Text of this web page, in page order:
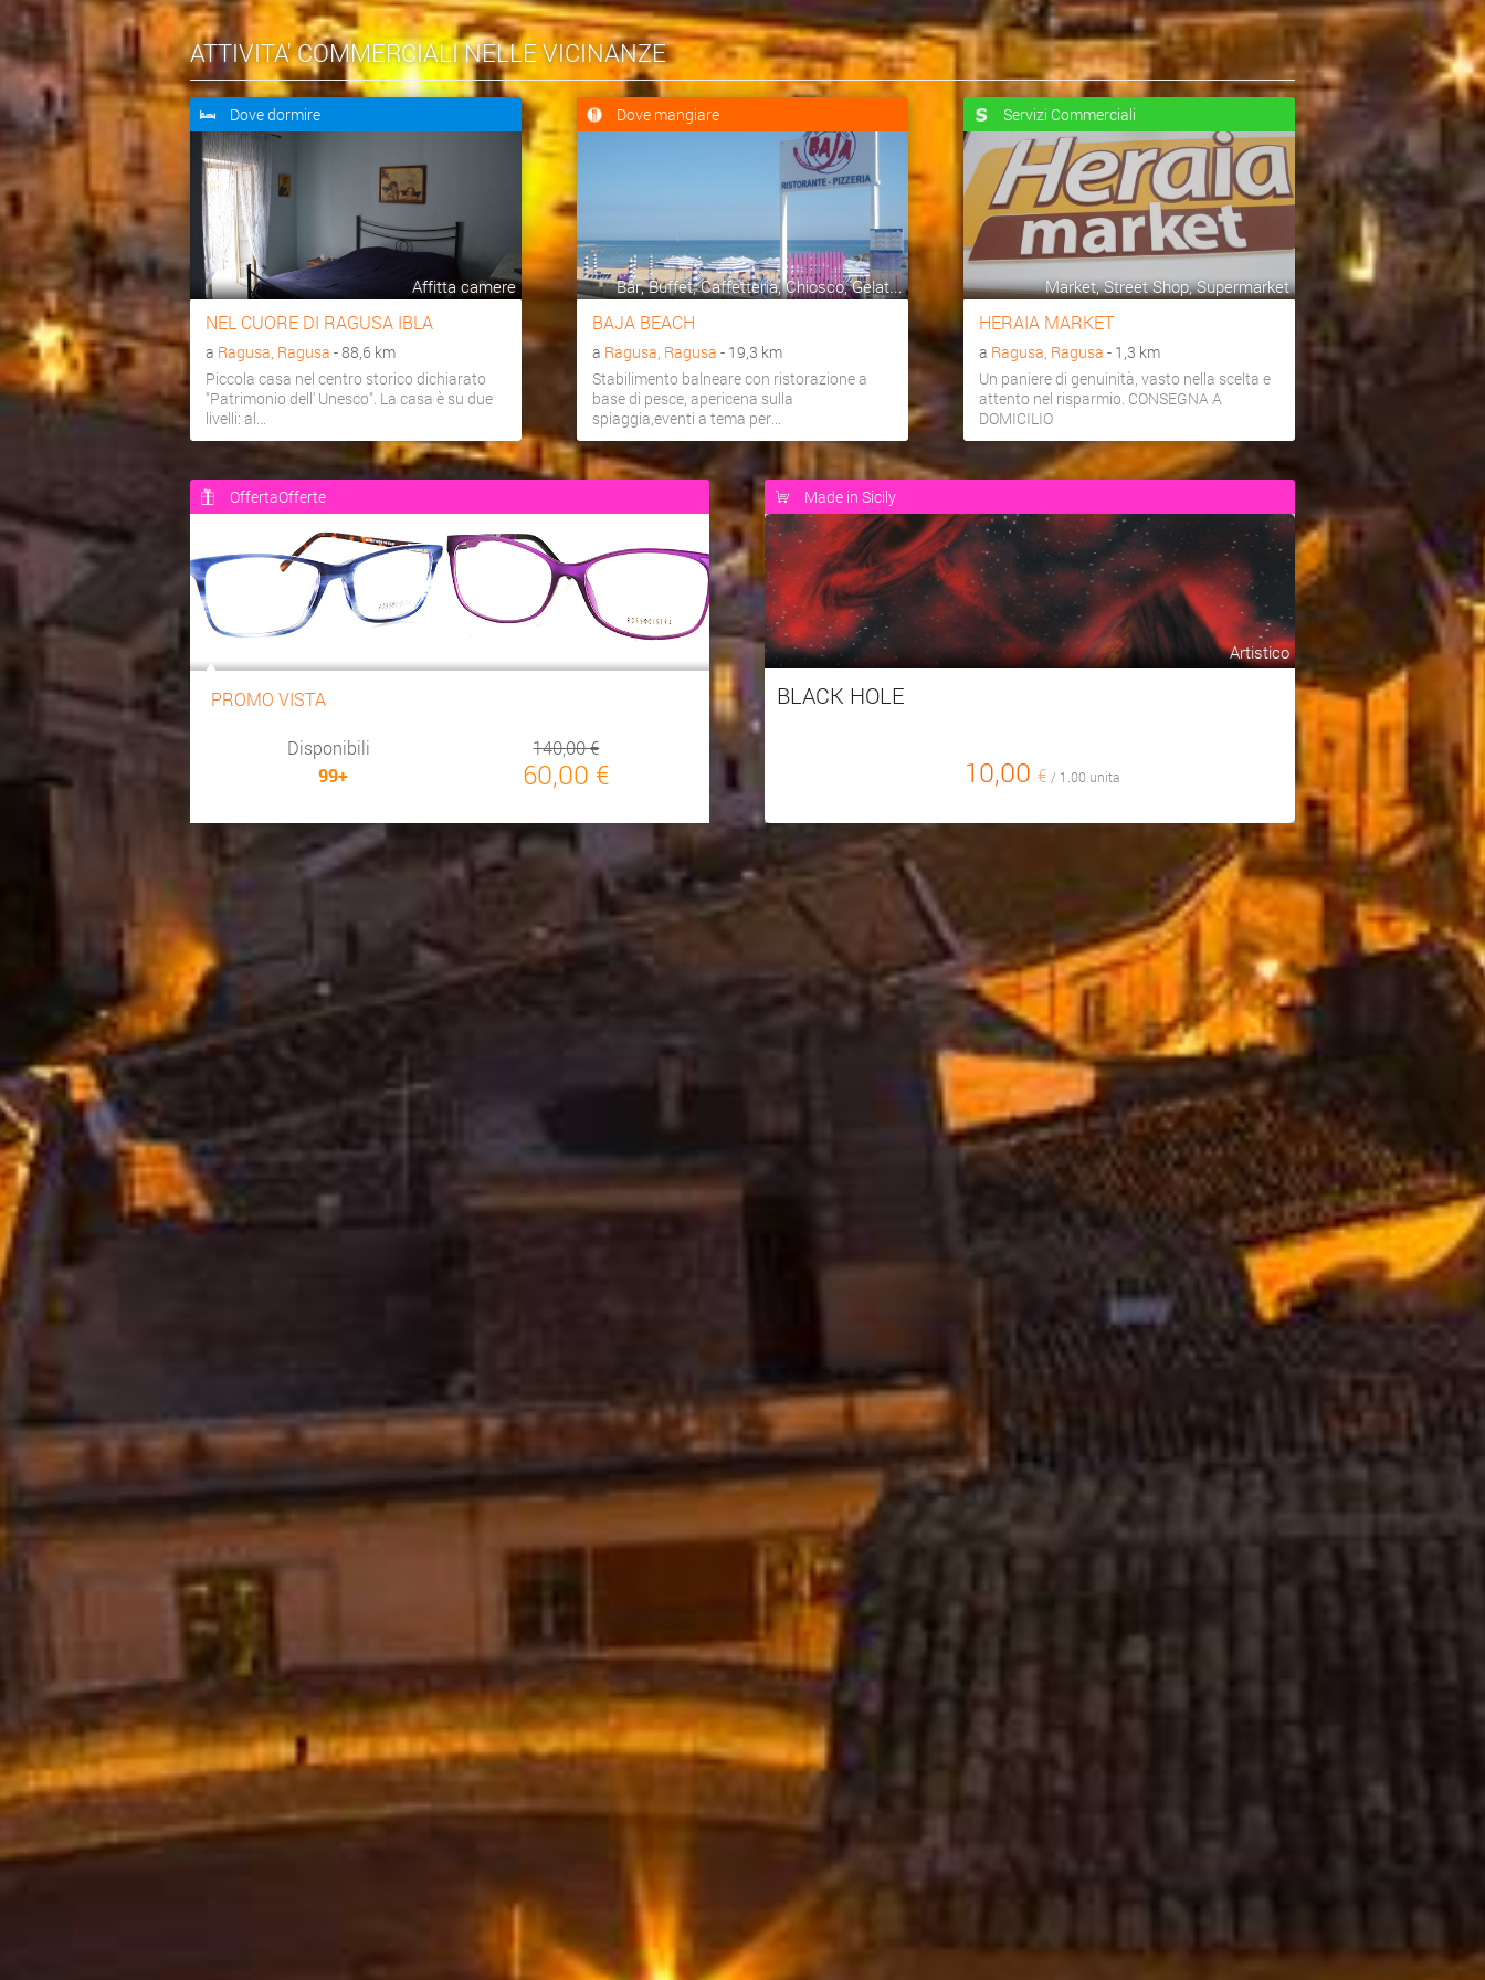
ATTIVITA' COMMERCIALI NELLE VICINANZE
Dove dormire
Affitta camere
NEL CUORE DI RAGUSA IBLA
a Ragusa, Ragusa - 88,6 km
Piccola casa nel centro storico dichiarato
"Patrimonio dell' Unesco". La casa è su due
livelli: al...
Dove mangiare
Bar, Buffet, Caffetteria, Chiosco, Gelat...
BAJA BEACH
a Ragusa, Ragusa - 19,3 km
Stabilimento balneare con ristorazione a
base di pesce, apericena sulla
spiaggia,eventi a tema per...
Servizi Commerciali
Market, Street Shop, Supermarket
HERAIA MARKET
a Ragusa, Ragusa - 1,3 km
Un paniere di genuinità, vasto nella scelta e
attento nel risparmio. CONSEGNA A
DOMICILIO
OffertaOfferte
PROMO VISTA
Disponibili
99+
140,00 €
60,00 €
Made in Sicily
Artistico
BLACK HOLE
10,00 € / 1.00 unita